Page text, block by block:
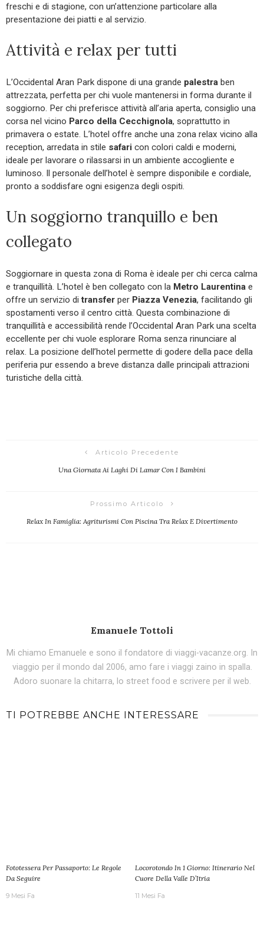
freschi e di stagione, con un’attenzione particolare alla
presentazione dei piatti e al servizio.
Attività e relax per tutti
L’Occidental Aran Park dispone di una grande palestra ben
attrezzata, perfetta per chi vuole mantenersi in forma durante il
soggiorno. Per chi preferisce attività all’aria aperta, consiglio una
corsa nel vicino Parco della Cecchignola, soprattutto in
primavera o estate. L’hotel offre anche una zona relax vicino alla
reception, arredata in stile safari con colori caldi e moderni,
ideale per lavorare o rilassarsi in un ambiente accogliente e
luminoso. Il personale dell’hotel è sempre disponibile e cordiale,
pronto a soddisfare ogni esigenza degli ospiti.
Un soggiorno tranquillo e ben
collegato
Soggiornare in questa zona di Roma è ideale per chi cerca calma
e tranquillità. L’hotel è ben collegato con la Metro Laurentina e
offre un servizio ditransfer per Piazza Venezia, facilitando gli
spostamenti verso il centro città. Questa combinazione di
tranquillità e accessibilità rende l’Occidental Aran Park una scelta
eccellente per chi vuole esplorare Roma senza rinunciare al
relax. La posizione dell’hotel permette di godere della pace della
periferia pur essendo a breve distanza dalle principali attrazioni
turistiche della città.
Articolo Precedente
Una Giornata Ai Laghi Di Lamar Con I Bambini
Prossimo Articolo
Relax In Famiglia: Agriturismi Con Piscina Tra Relax E Divertimento
Emanuele Tottoli
Mi chiamo Emanuele e sono il fondatore di viaggi-vacanze.org. In
viaggio per il mondo dal 2006, amo fare i viaggi zaino in spalla.
Adoro suonare la chitarra, lo street food e scrivere per il web.
TI POTREBBE ANCHE INTERESSARE
Fototessera Per Passaporto: Le Regole
Da Seguire
9 Mesi Fa
Locorotondo In 1 Giorno: Itinerario Nel
Cuore Della Valle D’Itria
11 Mesi Fa